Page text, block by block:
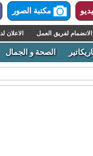
مكتبة الصور
لفريق العمل الاعلان لدينا
الصحة و الجمال